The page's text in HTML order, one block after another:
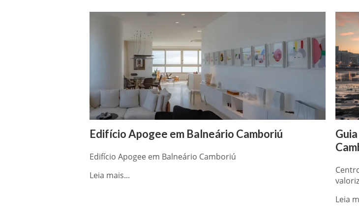
Edifício Apogee em Balneário Camboriú
Edifício Apogee em Balneário Camboriú
Leia mais...
Leia